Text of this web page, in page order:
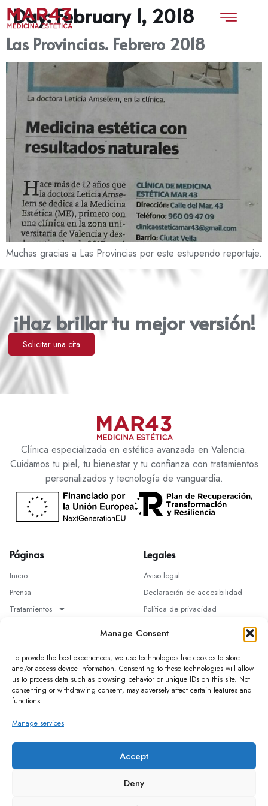
Manage Consent
To provide the best experiences, we use technologies like cookies to store
and/or access device information. Consenting to these technologies will allow
us to process data such as browsing behavior or unique IDs on this site. Not
consenting or withdrawing consent, may adversely affect certain features and
functions.
Manage services
Accept
Deny
Day:February 1, 2018
Las Provincias. Febrero 2018
Muchas gracias a Las Provincias por este estupendo reportaje.
¡Haz brillar tu mejor versión!
Solicitar una cita
Clínica especializada en estética avanzada en Valencia.
Cuidamos tu piel, tu bienestar y tu confianza con tratamientos
personalizados y tecnología de vanguardia.
Páginas
Inicio
Prensa
Tratamientos
Legales
Aviso legal
Declaración de accesibilidad
Política de privacidad
Suscríbete a nuestro boletín para recibir
información actualizada, noticias, análisis o
Suscribir